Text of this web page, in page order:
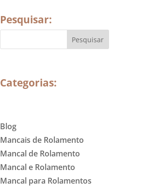
Pesquisar:
Categorias:
Blog
Mancais de Rolamento
Mancal de Rolamento
Mancal e Rolamento
Mancal para Rolamentos